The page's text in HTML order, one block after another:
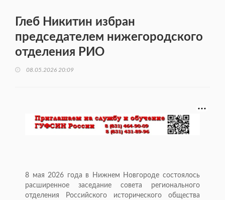
Глеб Никитин избран
председателем нижегородского
отделения РИО
08.05.2026 20:09
8 мая 2026 года в Нижнем Новгороде состоялось
расширенное заседание совета регионального
отделения Российского исторического общества